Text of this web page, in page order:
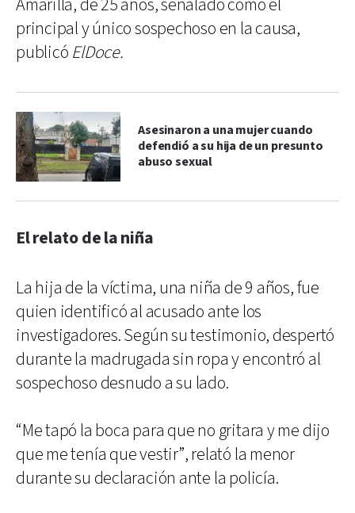
Amarilla, de 25 años, señalado como el
principal y único sospechoso en la causa,
publicó ElDoce.
Asesinaron a una mujer cuando
defendió a su hija de un presunto
abuso sexual
El relato de la niña
La hija de la víctima, una niña de 9 años, fue
quien identificó al acusado ante los
investigadores. Según su testimonio, despertó
durante la madrugada sin ropa y encontró al
sospechoso desnudo a su lado.
“Me tapó la boca para que no gritara y me dijo
que me tenía que vestir”, relató la menor
durante su declaración ante la policía.